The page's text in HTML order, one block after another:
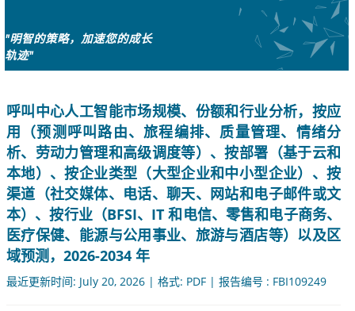
"明智的策略，加速您的成长
轨迹"
呼叫中心人工智能市场规模、份额和行业分析，按应
用（预测呼叫路由、旅程编排、质量管理、情绪分
析、劳动力管理和高级调度等）、按部署（基于云和
本地）、按企业类型（大型企业和中小型企业）、按
渠道（社交媒体、电话、聊天、网站和电子邮件或文
本）、按行业（BFSI、IT 和电信、零售和电子商务、
医疗保健、能源与公用事业、旅游与酒店等）以及区
域预测，2026-2034 年
最近更新时间: July 20, 2026 | 格式: PDF | 报告编号 : FBI109249